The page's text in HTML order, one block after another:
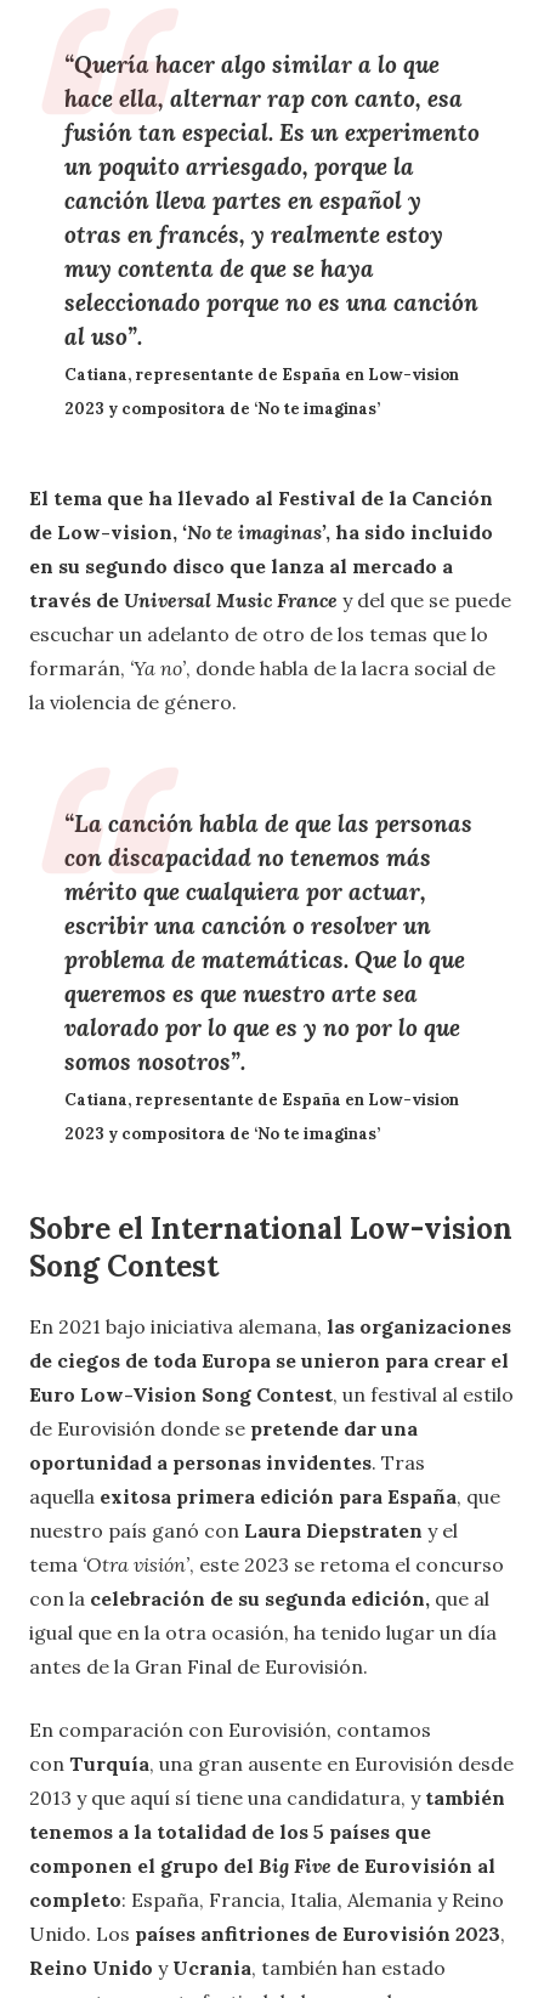
“Quería hacer algo similar a lo que
hace ella, alternar rap con canto, esa
fusión tan especial. Es un experimento
un poquito arriesgado, porque la
canción lleva partes en español y
otras en francés, y realmente estoy
muy contenta de que se haya
seleccionado porque no es una canción
al uso”.
Catiana, representante de España en Low-vision
2023 y compositora de ‘No te imaginas’
El tema que ha llevado al Festival de la Canción
de Low-vision, ‘No te imaginas’, ha sido incluido
en su segundo disco que lanza al mercado a
través de Universal Music France y del que se puede
escuchar un adelanto de otro de los temas que lo
formarán, ‘Ya no’, donde habla de la lacra social de
la violencia de género.
“La canción habla de que las personas
con discapacidad no tenemos más
mérito que cualquiera por actuar,
escribir una canción o resolver un
problema de matemáticas. Que lo que
queremos es que nuestro arte sea
valorado por lo que es y no por lo que
somos nosotros”.
Catiana, representante de España en Low-vision
2023 y compositora de ‘No te imaginas’
Sobre el International Low-vision
Song Contest
En 2021 bajo iniciativa alemana, las organizaciones
de ciegos de toda Europa se unieron para crear el
Euro Low-Vision Song Contest, un festival al estilo
de Eurovisión donde se pretende dar una
oportunidad a personas invidentes. Tras
aquella exitosa primera edición para España, que
nuestro país ganó con Laura Diepstraten y el
tema ‘Otra visión’, este 2023 se retoma el concurso
con la celebración de su segunda edición, que al
igual que en la otra ocasión, ha tenido lugar un día
antes de la Gran Final de Eurovisión.
En comparación con Eurovisión, contamos
con Turquía, una gran ausente en Eurovisión desde
2013 y que aquí sí tiene una candidatura, y también
tenemos a la totalidad de los 5 países que
componen el grupo del Big Five de Eurovisión al
completo: España, Francia, Italia, Alemania y Reino
Unido. Los países anfitriones de Eurovisión 2023,
Reino Unido y Ucrania, también han estado